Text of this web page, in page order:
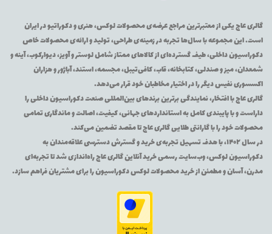
گالری عاج یکی از معتبرترین مراجع عرضه‌ی محصولات لوکس، هنری و دکوراتیو در ایران
است. این مجموعه با سال‌ها تجربه در زمینه‌ی طراحی، تولید و ارائه‌ی محصولات خاص
دکوراسیون داخلی، طیف گسترده‌ای از کالاهای ممتاز شامل لوستر و آویز، دیوارکوب، آینه و
شمعدان، میز و صندلی، کتابخانه، قاب، کافی‌تیبل، مجسمه، استند، آباژور و هزاران
اکسسوری نفیس دیگر را در اختیار مخاطبان خود قرار می‌دهد.
گالری عاج با افتخار، نمایندگی برترین برندهای بین‌المللی صنعت دکوراسیون داخلی را
داراست و با پایبندی کامل به استانداردهای جهانی، کیفیت، اصالت و ماندگاری تمامی
محصولات خود را با گارانتی طلایی گالری عاج تا مقصد تضمین می‌کند.
در سال ۱۴۰۲، با هدف تسهیل تجربه‌ی خرید و گسترش دسترسی علاقه‌مندان به
دکوراسیون لوکس، وب‌سایت رسمی خرید آنلاین گالری عاج راه‌اندازی شد تا تجربه‌ای
مدرن، آسان و مطمئن از خرید محصولات لوکس دکوراسیون را برای مشتریان فراهم سازد.